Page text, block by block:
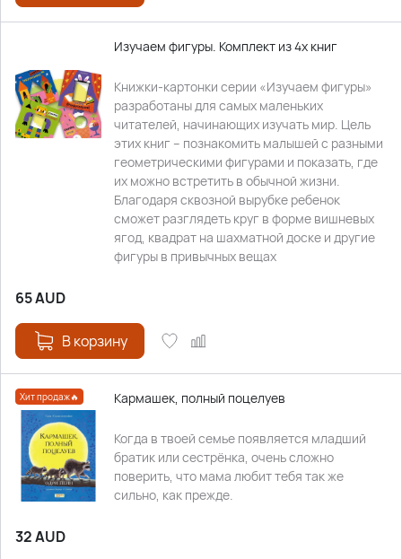
Изучаем фигуры. Комплект из 4х книг
Книжки-картонки серии «Изучаем фигуры»
разработаны для самых маленьких
читателей, начинающих изучать мир. Цель
этих книг – познакомить малышей с разными
геометрическими фигурами и показать, где
их можно встретить в обычной жизни.
Благодаря сквозной вырубке ребенок
сможет разглядеть круг в форме вишневых
ягод, квадрат на шахматной доске и другие
фигуры в привычных вещах
65AUD
В корзину
Хит продаж🔥 Кармашек, полный поцелуев
Когда в твоей семье появляется младший
братик или сестрёнка, очень сложно
поверить, что мама любит тебя так же
сильно, как прежде.
32AUD